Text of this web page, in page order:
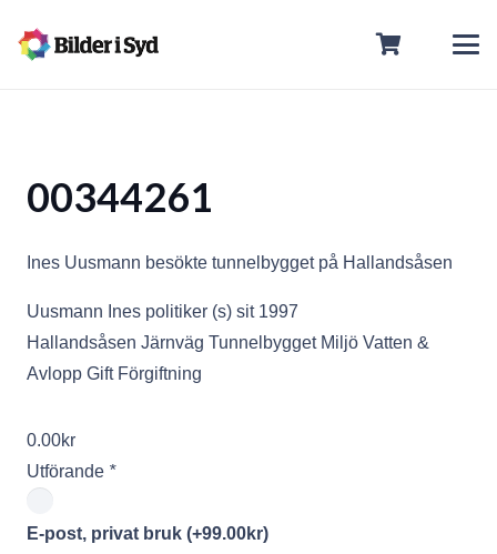
00344261
Ines Uusmann besökte tunnelbygget på Hallandsåsen
Uusmann Ines politiker (s) sit 1997
Hallandsåsen Järnväg Tunnelbygget Miljö Vatten &
Avlopp Gift Förgiftning
0.00kr
Utförande *
E-post, privat bruk (+99.00kr)